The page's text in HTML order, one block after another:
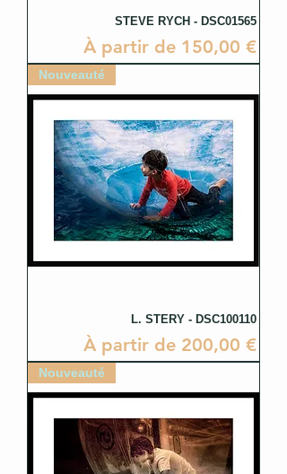
STEVE RYCH - DSC01565
À partir de 150,00 €
Prix promotionnel
Nouveauté
L. STERY - DSC100110
À partir de 200,00 €
Prix promotionnel
Nouveauté